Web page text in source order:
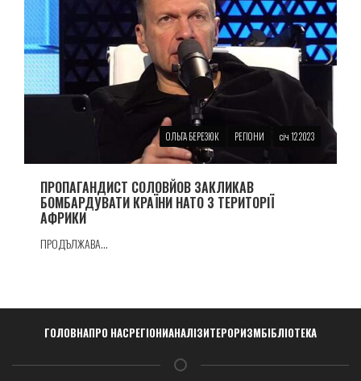
ОЛЬГА БЕРЕЗЮК РЕГІОНИ січ 12 2023
ПРОПАГАНДИСТ СОЛОВЙОВ ЗАКЛИКАВ
БОМБАРДУВАТИ КРАЇНИ НАТО З ТЕРИТОРІЇ
АФРИКИ
ПРОДЪЛЖАВА...
Навигация
ГОЛОВНАПРО НАСРЕГІОНИАНАЛІЗИТЕРОРИЗМБІБЛІОТЕКА